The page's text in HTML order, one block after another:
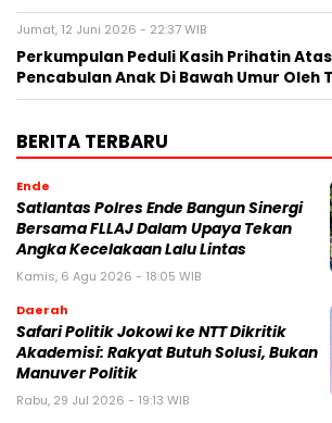
Jumat, 12 Juni 2026 - 22:37 WIB
Perkumpulan Peduli Kasih Prihatin
Pencabulan Anak Di Bawah Umur Oleh
BERITA TERBARU
Ende
Satlantas Polres Ende Bangun Sinergi
Bersama FLLAJ Dalam Upaya Tekan
Angka Kecelakaan Lalu Lintas
Kamis, 6 Agu 2026 - 18:05 WIB
Daerah
Safari Politik Jokowi ke NTT Dikritik
Akademisi: Rakyat Butuh Solusi, Bukan
Manuver Politik
Rabu, 29 Jul 2026 - 19:13 WIB